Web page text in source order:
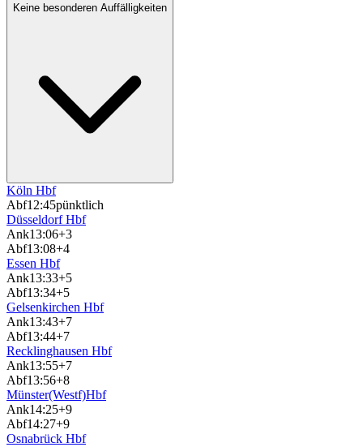
Keine besonderen Auffälligkeiten
Köln Hbf
Abf12:45pünktlich
Düsseldorf Hbf
Ank13:06+3
Abf13:08+4
Essen Hbf
Ank13:33+5
Abf13:34+5
Gelsenkirchen Hbf
Ank13:43+7
Abf13:44+7
Recklinghausen Hbf
Ank13:55+7
Abf13:56+8
Münster(Westf)Hbf
Ank14:25+9
Abf14:27+9
Osnabrück Hbf